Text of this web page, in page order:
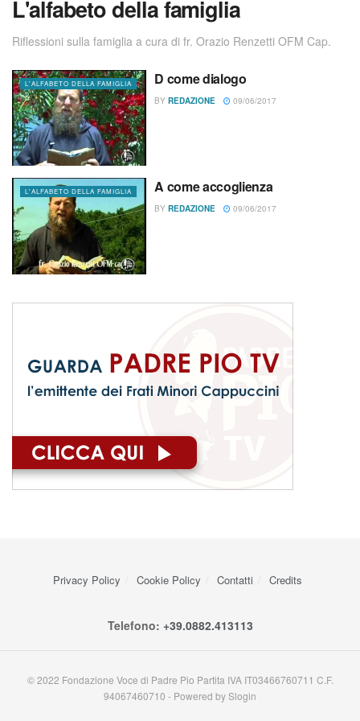
L'alfabeto della famiglia
Riflessioni sulla famiglia a cura di fr. Orazio Renzetti OFM Cap.
L'ALFABETO DELLA FAMIGLIA D come dialogo
BY REDAZIONE 09/06/2017
L'ALFABETO DELLA FAMIGLIA A come accoglienza
BY REDAZIONE 09/06/2017
Privacy Policy Cookie Policy Contatti Credits
Telefono: +39.0882.413113
© 2022 Fondazione Voce di Padre Pio Partita IVA IT03466760711 C.F.
94067460710 - Powered by Slogin